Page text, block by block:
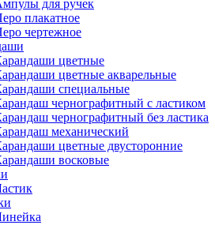
для ручек
плакатное
чертежное
цветные
цветные акварельные
специальные
чернографитный с ластиком
чернографитный без ластика
механический
цветные двусторонние
восковые